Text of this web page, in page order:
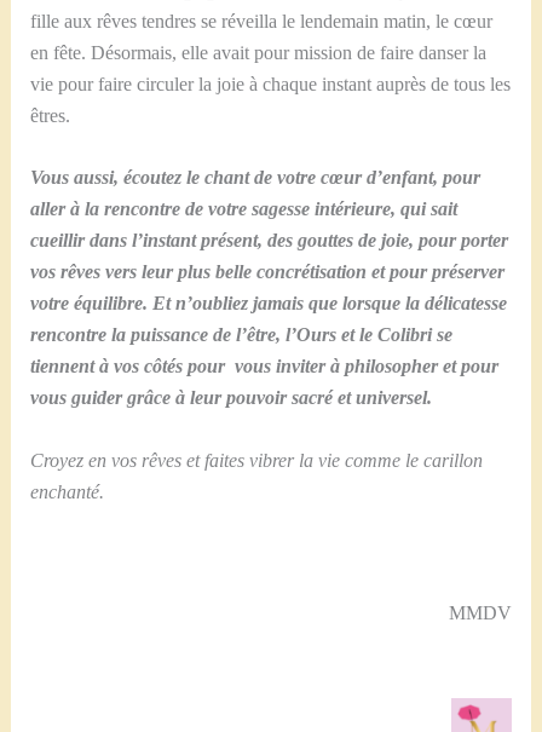
fille aux rêves tendres se réveilla le lendemain matin, le cœur
en fête. Désormais, elle avait pour mission de faire danser la
vie pour faire circuler la joie à chaque instant auprès de tous les
êtres.
Vous aussi, écoutez le chant de votre cœur d’enfant, pour
aller à la rencontre de votre sagesse intérieure, qui sait
cueillir dans l’instant présent, des gouttes de joie, pour porter
vos rêves vers leur plus belle concrétisation et pour préserver
votre équilibre. Et n’oubliez jamais que lorsque la délicatesse
rencontre la puissance de l’être, l’Ours et le Colibri se
tiennent à vos côtés pour vous inviter à philosopher et pour
vous guider grâce à leur pouvoir sacré et universel.
Croyez en vos rêves et faites vibrer la vie comme le carillon
enchanté.
MMDV